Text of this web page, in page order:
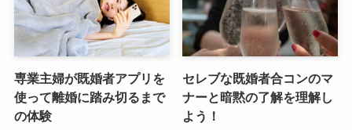
専業主婦が既婚者アプリを
使って離婚に踏み切るまで
の体験
セレブな既婚者合コンのマ
ナーと暗黙の了解を理解し
よう！